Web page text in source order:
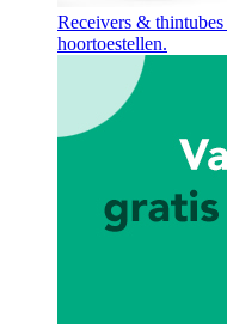
Receivers & thintubes
hoortoestellen.